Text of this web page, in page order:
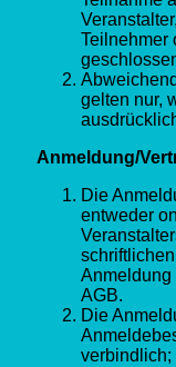
Teilnehmer
gelten nur,
Anmeldung/
Die
entweder
Anmeldung
AGB.
Die
verbindlich;